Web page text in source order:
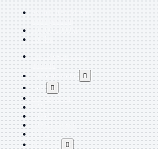
Switch Rete Mostra
tutti i prodotti
10/100/1000Mps
10Gbit
CaviMostra tutti i
prodotti
Alimentazione

Dati 
Display Port
DVI
HDMI
HDMI Switch
KVM
Prolunga
